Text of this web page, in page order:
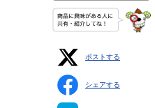
ポストする
シェアする